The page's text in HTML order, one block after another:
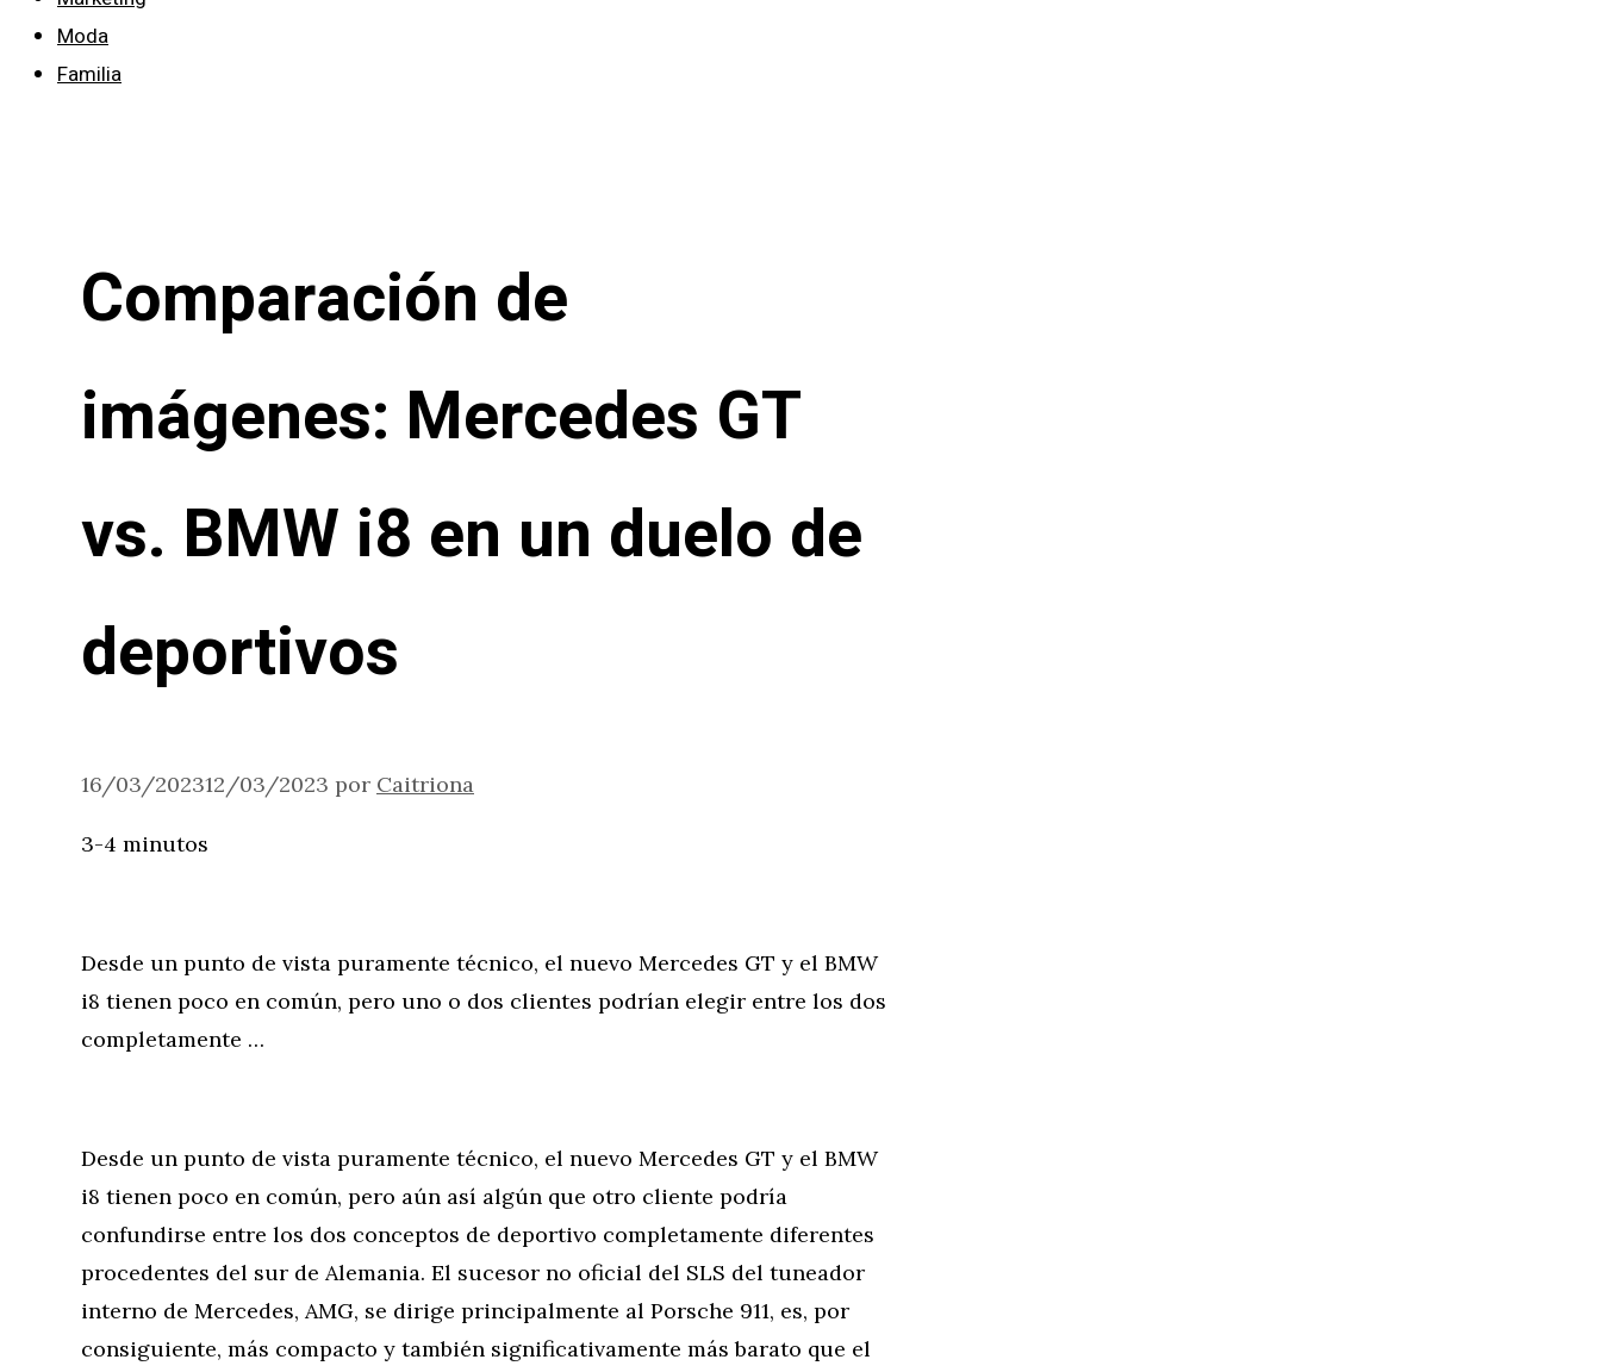
Moda
Familia
Comparación de
imágenes: Mercedes GT
vs. BMW i8 en un duelo de
deportivos
16/03/202312/03/2023 por Caitriona
3-4 minutos
Desde un punto de vista puramente técnico, el nuevo Mercedes GT y el BMW
i8 tienen poco en común, pero uno o dos clientes podrían elegir entre los dos
completamente …
Desde un punto de vista puramente técnico, el nuevo Mercedes GT y el BMW
i8 tienen poco en común, pero aún así algún que otro cliente podría
confundirse entre los dos conceptos de deportivo completamente diferentes
procedentes del sur de Alemania. El sucesor no oficial del SLS del tuneador
interno de Mercedes, AMG, se dirige principalmente al Porsche 911, es, por
consiguiente, más compacto y también significativamente más barato que el